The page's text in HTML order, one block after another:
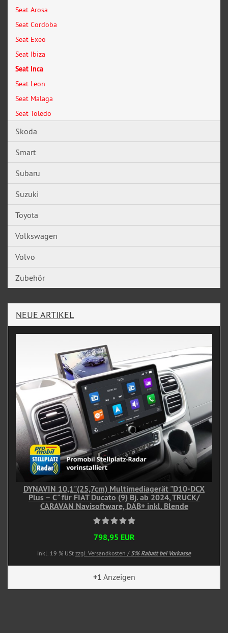
Seat Arosa
Seat Cordoba
Seat Exeo
Seat Ibiza
Seat Inca
Seat Leon
Seat Malaga
Seat Toledo
Skoda
Smart
Subaru
Suzuki
Toyota
Volkswagen
Volvo
Zubehör
NEUE ARTIKEL
DYNAVIN 10,1"(25,7cm) Multimediagerät "D10-DCX
Plus – C" für FIAT Ducato (9) Bj. ab 2024, TRUCK/
CARAVAN Navisoftware, DAB+ inkl. Blende
798,95 EUR
inkl. 19 % USt zzgl. Versandkosten / 5% Rabatt bei Vorkasse
+1 Anzeigen